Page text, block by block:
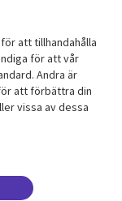
att tillhandahålla
för att vår
Andra är
att förbättra din
vissa av dessa